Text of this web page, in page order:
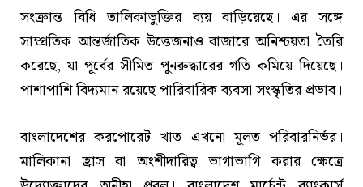
সংক্রান্ত বিধি তালিকাভুক্তির ব্যয় বাড়িয়েছে। এর সঙ্গে
সাম্প্রতিক আন্তর্জাতিক উত্তেজনাও বাজারে অনিশ্চয়তা তৈরি
করেছে, যা পূর্বের সীমিত পুনরুদ্ধারের গতি কমিয়ে দিয়েছে।
পাশাপাশি বিদ্যমান রয়েছে পারিবারিক ব্যবসা সংস্কৃতির প্রভাব।
বাংলাদেশের করপোরেট খাত এখনো মূলত পরিবারনির্ভর।
মালিকানা হ্রাস বা অংশীদারিত্ব ভাগাভাগি করার ক্ষেত্রে